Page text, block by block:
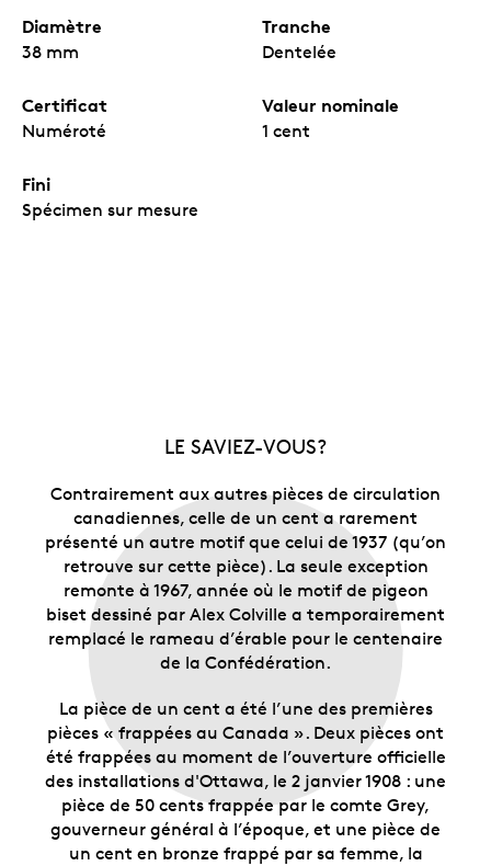
Diamètre
38 mm
Tranche
Dentelée
Certificat
Numéroté
Valeur nominale
1 cent
Fini
Spécimen sur mesure
LE SAVIEZ-VOUS?
Contrairement aux autres pièces de circulation
canadiennes, celle de un cent a rarement
présenté un autre motif que celui de 1937 (qu’on
retrouve sur cette pièce). La seule exception
remonte à 1967, année où le motif de pigeon
biset dessiné par Alex Colville a temporairement
remplacé le rameau d’érable pour le centenaire
de la Confédération.
La pièce de un cent a été l’une des premières
pièces « frappées au Canada ». Deux pièces ont
été frappées au moment de l’ouverture officielle
des installations d'Ottawa, le 2 janvier 1908 : une
pièce de 50 cents frappée par le comte Grey,
gouverneur général à l’époque, et une pièce de
un cent en bronze frappé par sa femme, la